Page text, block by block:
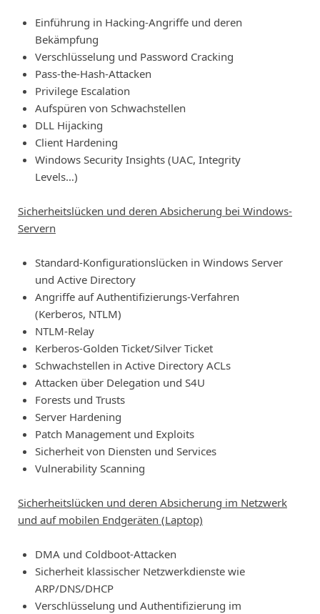
Einführung in Hacking-Angriffe und deren
Bekämpfung
Verschlüsselung und Password Cracking
Pass-the-Hash-Attacken
Privilege Escalation
Aufspüren von Schwachstellen
DLL Hijacking
Client Hardening
Windows Security Insights (UAC, Integrity
Levels…)
Sicherheitslücken und deren Absicherung bei Windows-
Servern
Standard-Konfigurationslücken in Windows Server
und Active Directory
Angriffe auf Authentifizierungs-Verfahren
(Kerberos, NTLM)
NTLM-Relay
Kerberos-Golden Ticket/Silver Ticket
Schwachstellen in Active Directory ACLs
Attacken über Delegation und S4U
Forests und Trusts
Server Hardening
Patch Management und Exploits
Sicherheit von Diensten und Services
Vulnerability Scanning
Sicherheitslücken und deren Absicherung im Netzwerk
und auf mobilen Endgeräten (Laptop)
DMA und Coldboot-Attacken
Sicherheit klassischer Netzwerkdienste wie
ARP/DNS/DHCP
Verschlüsselung und Authentifizierung im